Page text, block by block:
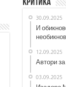
Критика
30.09.2025
И
12.09.2025
Автори
03.09.2025